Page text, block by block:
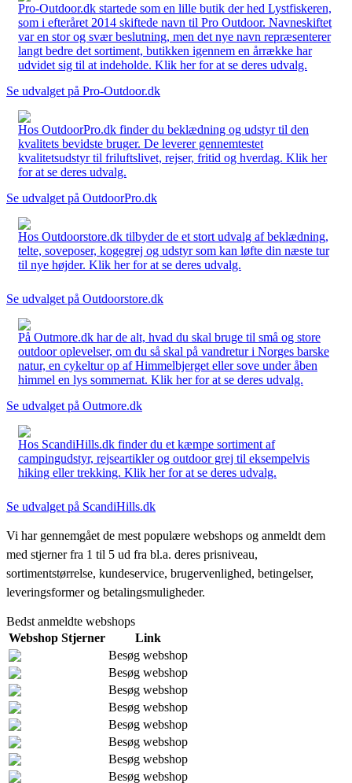
Pro-Outdoor.dk startede som en lille butik der hed Lystfiskeren,
som i efteråret 2014 skiftede navn til Pro Outdoor. Navneskiftet
var en stor og svær beslutning, men det nye navn repræsenterer
langt bedre det sortiment, butikken igennem en årrække har
udvidet sig til at indeholde. Klik her for at se deres udvalg.
Se udvalget på Pro-Outdoor.dk
Hos OutdoorPro.dk finder du beklædning og udstyr til den
kvalitets bevidste bruger. De leverer gennemtestet
kvalitetsudstyr til friluftslivet, rejser, fritid og hverdag. Klik her
for at se deres udvalg.
Se udvalget på OutdoorPro.dk
Hos Outdoorstore.dk tilbyder de et stort udvalg af beklædning,
telte, soveposer, kogegrej og udstyr som kan løfte din næste tur
til nye højder. Klik her for at se deres udvalg.
Se udvalget på Outdoorstore.dk
På Outmore.dk har de alt, hvad du skal bruge til små og store
outdoor oplevelser, om du så skal på vandretur i Norges barske
natur, en cykeltur op af Himmelbjerget eller sove under åben
himmel en lys sommernat. Klik her for at se deres udvalg.
Se udvalget på Outmore.dk
Hos ScandiHills.dk finder du et kæmpe sortiment af
campingudstyr, rejseartikler og outdoor grej til eksempelvis
hiking eller trekking. Klik her for at se deres udvalg.
Se udvalget på ScandiHills.dk
Vi har gennemgået de mest populære webshops og anmeldt dem
med stjerner fra 1 til 5 ud fra bl.a. deres prisniveau,
sortimentstørrelse, kundeservice, brugervenlighed, betingelser,
leveringsformer og betalingsmuligheder.
Bedst anmeldte webshops
Webshop Stjerner
Link
Besøg webshop
Besøg webshop
Besøg webshop
Besøg webshop
Besøg webshop
Besøg webshop
Besøg webshop
Besøg webshop